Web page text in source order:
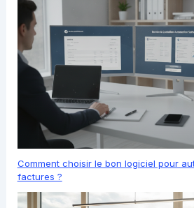
Comment choisir le bon logiciel pour
factures ?